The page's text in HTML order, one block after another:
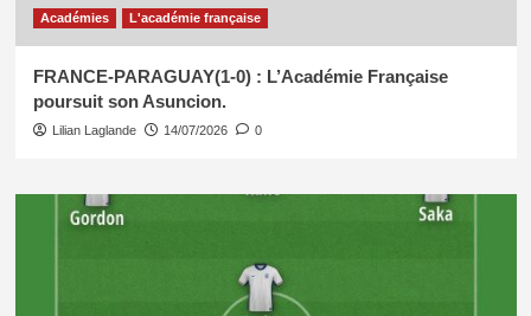
Académies L'académie française
FRANCE-PARAGUAY(1-0) : L’Académie Française
poursuit son Asuncion.
Lilian Laglande 14/07/2026 0